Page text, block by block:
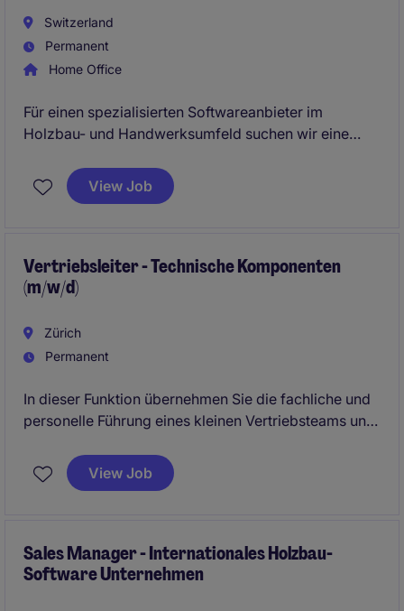
Switzerland
Permanent
Home Office
Für einen spezialisierten Softwareanbieter im
Holzbau- und Handwerksumfeld suchen wir eine
Markt. Im Fokus stehen Schreinerbetriebe,
Zimmereien und Holzbauunternehmen, die ihre
starkem Abschlusswillen und Branchenverständnis.
View Job
Vertriebsleiter - Technische Komponenten
(m/w/d)
Zürich
Permanent
In dieser Funktion übernehmen Sie die fachliche und
personelle Führung eines kleinen Vertriebsteams und
Geschäftsentwicklung in Europa voran, bauen
bestehende Kundenbeziehungen aus und gewinnen
View Job
Sales Manager - Internationales Holzbau-
Software Unternehmen